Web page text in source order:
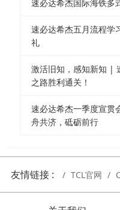
速必达希杰国际海铁多
速必达希杰五月流程学
礼
激活旧知，感知新知 |
之路胜利通关！
速必达希杰一季度宣贯
舟共济，砥砺前行
友情链接 : TCL官网